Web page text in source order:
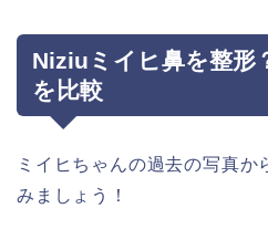
Niziuミイヒ鼻を整形
を比較
ミイヒちゃんの過去の写真か
みましょう！